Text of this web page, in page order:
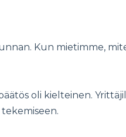
Kun mietimme,
oli kielteinen.